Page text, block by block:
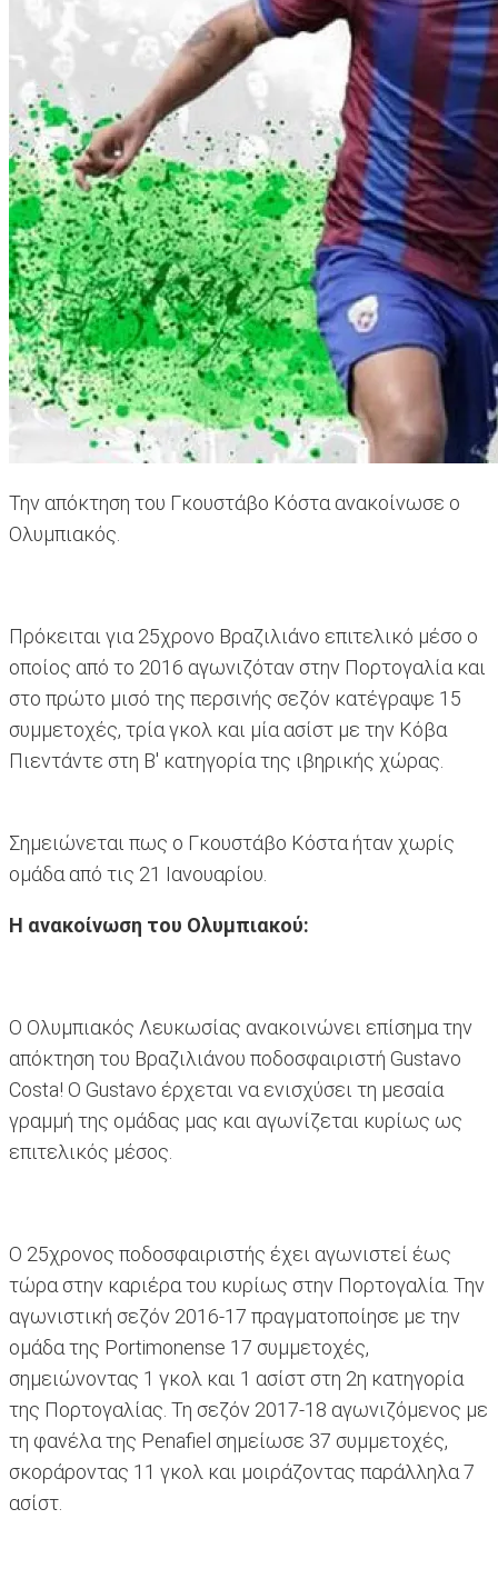
Την απόκτηση του Γκουστάβο Κόστα ανακοίνωσε ο
Ολυμπιακός.
Πρόκειται για 25χρονο Βραζιλιάνο επιτελικό μέσο ο
οποίος από το 2016 αγωνιζόταν στην Πορτογαλία και
στο πρώτο μισό της περσινής σεζόν κατέγραψε 15
συμμετοχές, τρία γκολ και μία ασίστ με την Κόβα
Πιεντάντε στη Β' κατηγορία της ιβηρικής χώρας.
Σημειώνεται πως ο Γκουστάβο Κόστα ήταν χωρίς
ομάδα από τις 21 Ιανουαρίου.
H ανακοίνωση του Ολυμπιακού:
Ο Ολυμπιακός Λευκωσίας ανακοινώνει επίσημα την
απόκτηση του Βραζιλιάνου ποδοσφαιριστή Gustavo
Costa! Ο Gustavo έρχεται να ενισχύσει τη μεσαία
γραμμή της ομάδας μας και αγωνίζεται κυρίως ως
επιτελικός μέσος.
Ο 25χρονος ποδοσφαιριστής έχει αγωνιστεί έως
τώρα στην καριέρα του κυρίως στην Πορτογαλία. Την
αγωνιστική σεζόν 2016-17 πραγματοποίησε με την
ομάδα της Portimonense 17 συμμετοχές,
σημειώνοντας 1 γκολ και 1 ασίστ στη 2η κατηγορία
της Πορτογαλίας. Τη σεζόν 2017-18 αγωνιζόμενος με
τη φανέλα της Penafiel σημείωσε 37 συμμετοχές,
σκοράροντας 11 γκολ και μοιράζοντας παράλληλα 7
ασίστ.